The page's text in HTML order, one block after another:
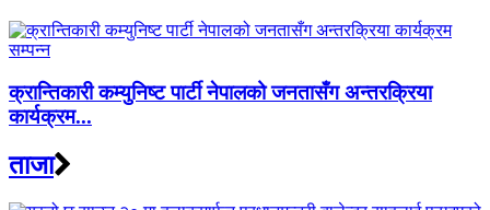
क्रान्तिकारी कम्युनिष्ट पार्टी नेपालको जनतासँग अन्तरक्रिया
कार्यक्रम...
ताजा